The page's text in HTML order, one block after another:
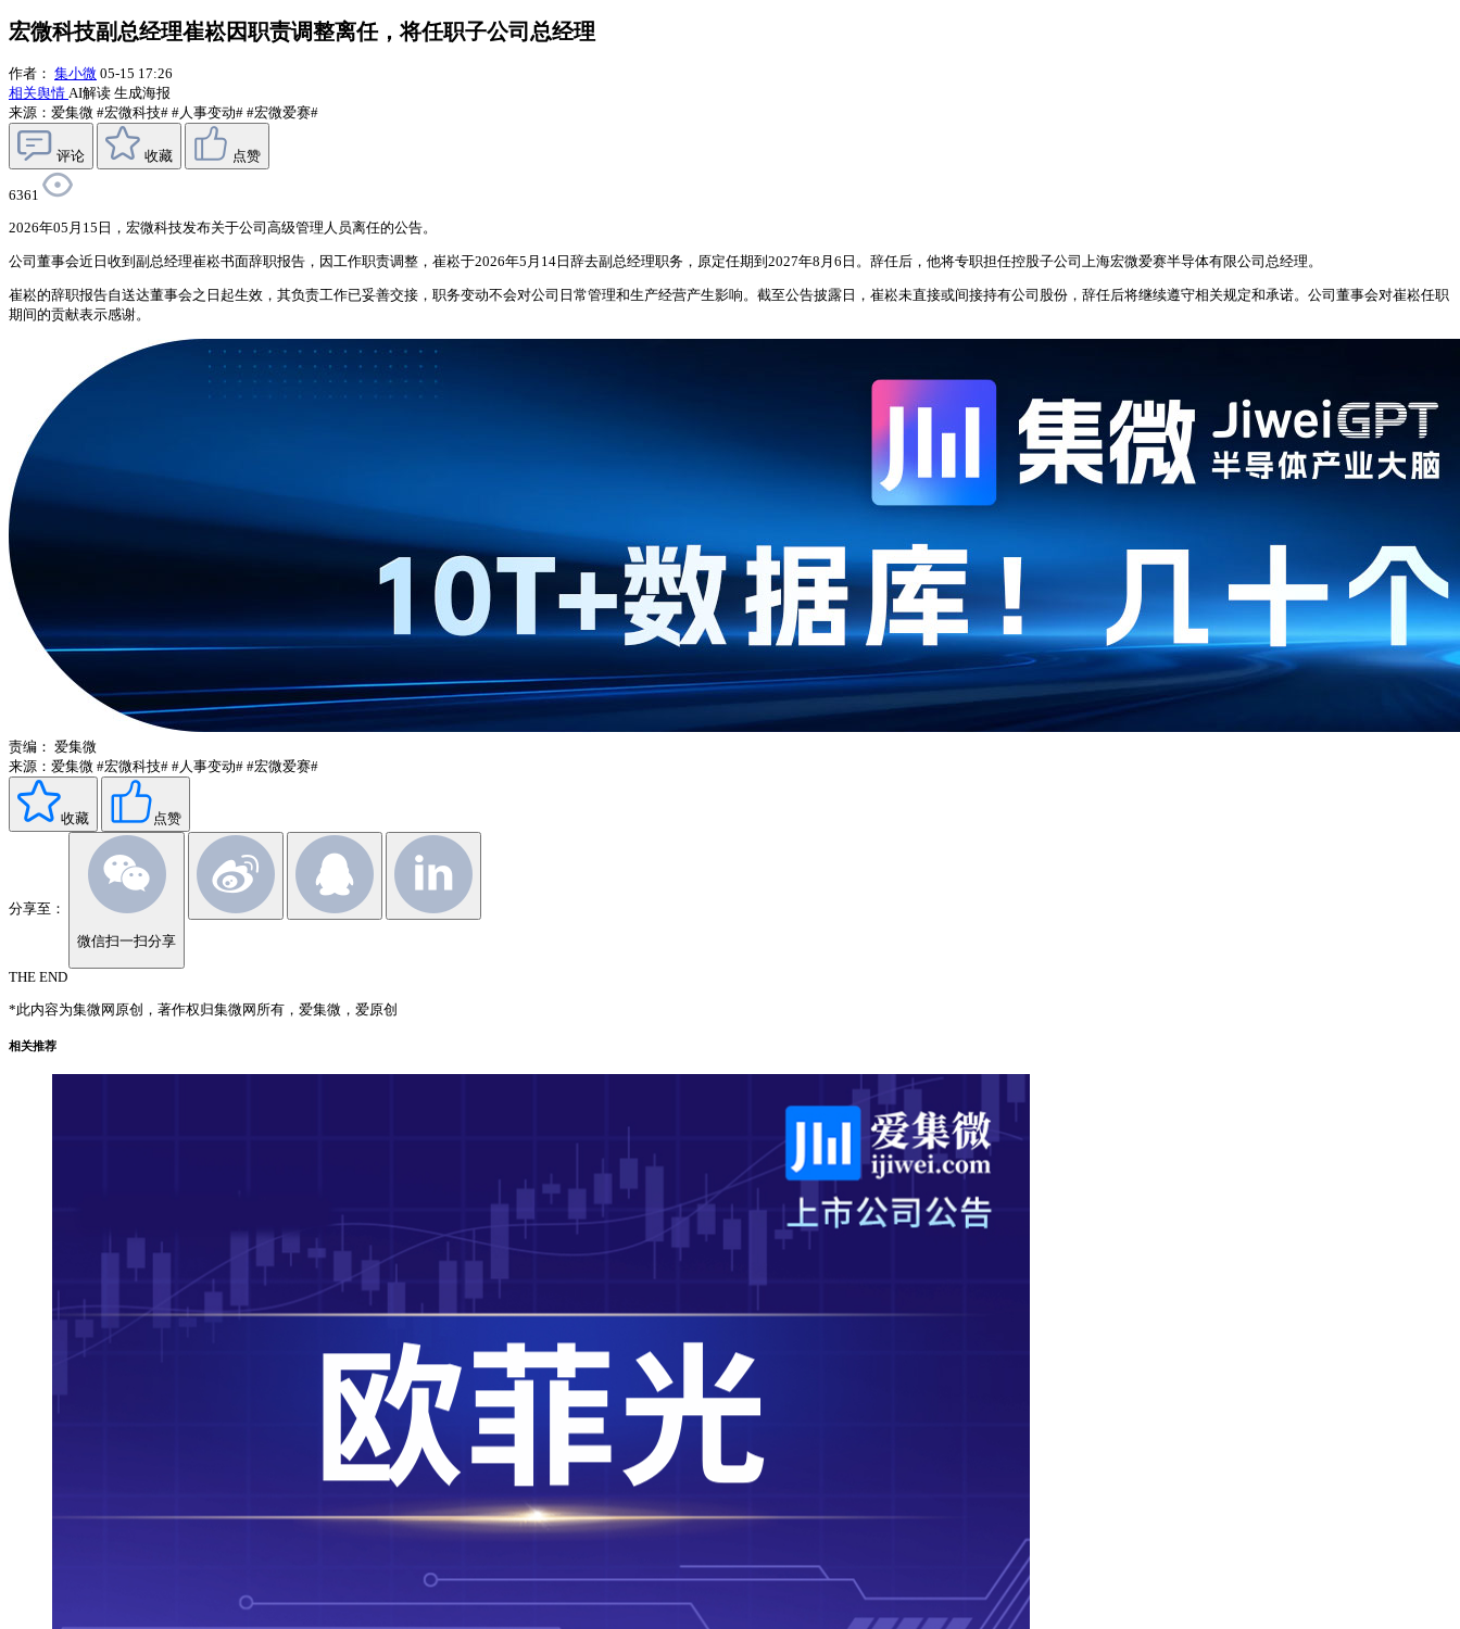
宏微科技副总经理崔崧因职责调整离任，将任职子公司总经理
作者： 集小微 05-15 17:26
相关舆情 AI解读 生成海报
来源：爱集微 #宏微科技# #人事变动# #宏微爱赛#
评论 收藏 点赞
6361
2026年05月15日，宏微科技发布关于公司高级管理人员离任的公告。
公司董事会近日收到副总经理崔崧书面辞职报告，因工作职责调整，崔崧于2026年5月14日辞去副总经理职务，原定任期到2027年8月6日。辞任后，他将专职担任控股子公司上海宏微爱赛半导体有限公司总经理。
崔崧的辞职报告自送达董事会之日起生效，其负责工作已妥善交接，职务变动不会对公司日常管理和生产经营产生影响。截至公告披露日，崔崧未直接或间接持有公司股份，辞任后将继续遵守相关规定和承诺。公司董事会对崔崧任职
期间的贡献表示感谢。
责编： 爱集微
来源：爱集微 #宏微科技# #人事变动# #宏微爱赛#
收藏 点赞
分享至：
微信扫一扫分享
THE END
*此内容为集微网原创，著作权归集微网所有，爱集微，爱原创
相关推荐